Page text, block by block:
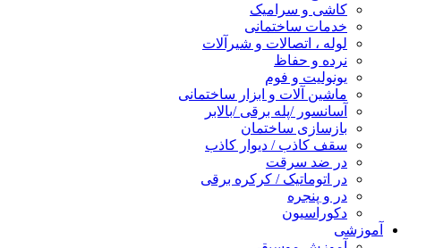
کاشی و سرامیک
خدمات ساختمانی
لوله ، اتصالات و شیرآلات
نرده و حفاظ
یونولیت و فوم
ماشین آلات و ابزار ساختمانی
آسانسور /پله برقی /بالابر
بازسازی ساختمان
سقف کاذب / دیوار کاذب
در ضد سرقت
در اتوماتیک / کرکره برقی
در و پنجره
دکوراسیون
آموزشی